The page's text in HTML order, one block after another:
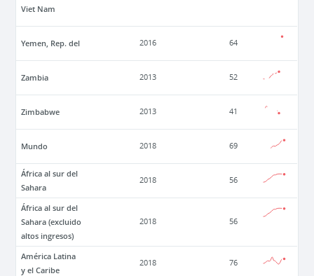
Viet Nam
Yemen, Rep. del 2016 64
Zambia 2013 52
Zimbabwe 2013 41
Mundo 2018 69
África al sur del
Sahara
2018 56
África al sur del
Sahara (excluido
altos ingresos)
2018 56
América Latina
y el Caribe
2018 76